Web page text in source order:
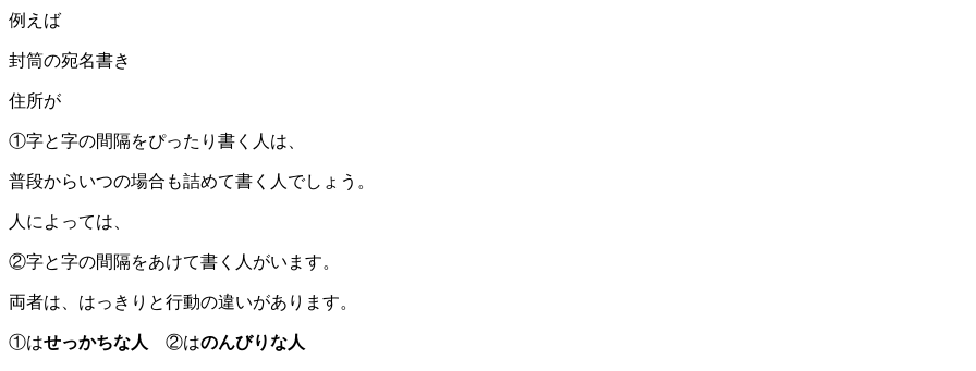
例えば
封筒の宛名書き
住所が
①字と字の間隔をぴったり書く人は、
普段からいつの場合も詰めて書く人でしょう。
人によっては、
②字と字の間隔をあけて書く人がいます。
両者は、はっきりと行動の違いがあります。
①はせっかちな人 ②はのんびりな人